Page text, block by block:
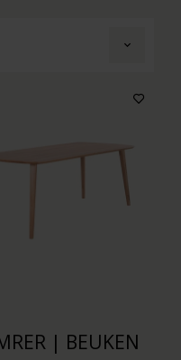
| BEUKEN